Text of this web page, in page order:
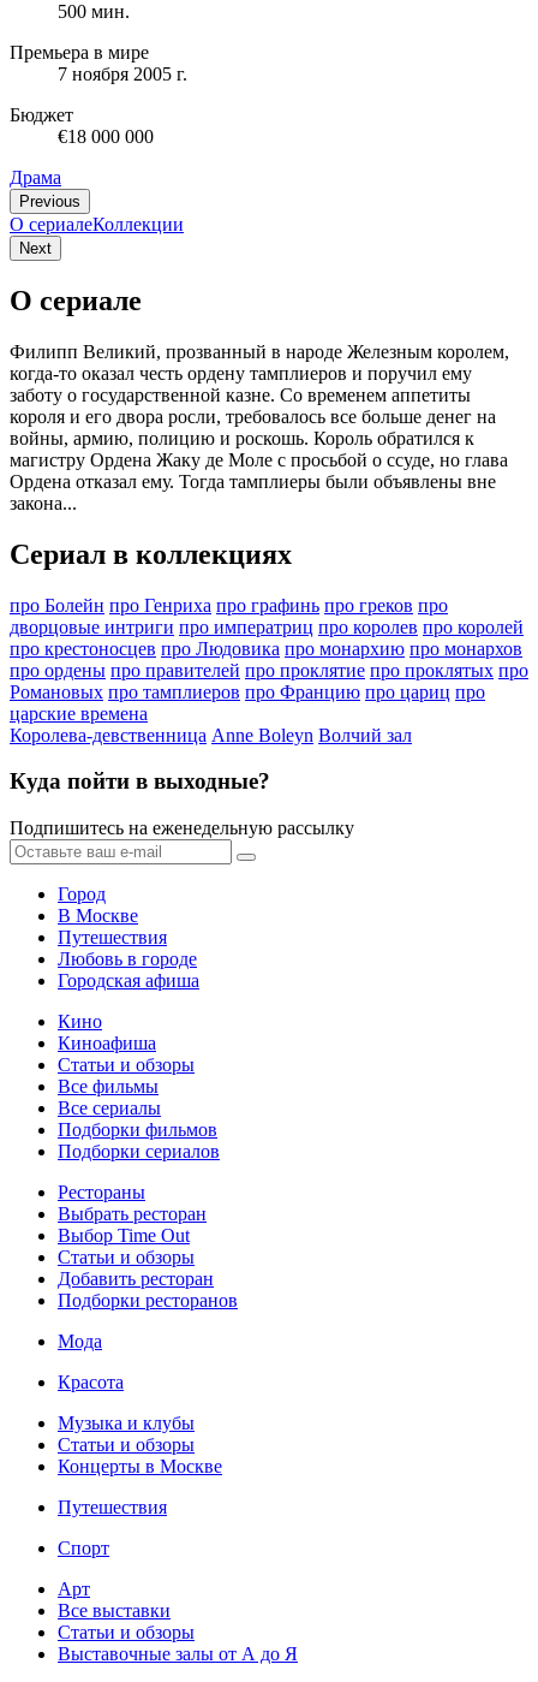
500 мин.
Премьера в мире
7 ноября 2005 г.
Бюджет
€18 000 000
Драма
Previous
О сериалеКоллекции
Next
О сериале
Филипп Великий, прозванный в народе Железным королем,
когда-то оказал честь ордену тамплиеров и поручил ему
заботу о государственной казне. Со временем аппетиты
короля и его двора росли, требовалось все больше денег на
войны, армию, полицию и роскошь. Король обратился к
магистру Ордена Жаку де Моле с просьбой о ссуде, но глава
Ордена отказал ему. Тогда тамплиеры были объявлены вне
закона...
Сериал в коллекциях
про Болейн про Генриха про графинь про греков про
дворцовые интриги про императриц про королев про королей
про крестоносцев про Людовика про монархию про монархов
про ордены про правителей про проклятие про проклятых про
Романовых про тамплиеров про Францию про цариц про
царские времена
Королева-девственница Anne Boleyn Волчий зал
Куда пойти в выходные?
Подпишитесь на еженедельную рассылку
Город
В Москве
Путешествия
Любовь в городе
Городская афиша
Кино
Киноафиша
Статьи и обзоры
Все фильмы
Все сериалы
Подборки фильмов
Подборки сериалов
Рестораны
Выбрать ресторан
Выбор Time Out
Статьи и обзоры
Добавить ресторан
Подборки ресторанов
Мода
Красота
Музыка и клубы
Статьи и обзоры
Концерты в Москве
Путешествия
Спорт
Арт
Все выставки
Статьи и обзоры
Выставочные залы от А до Я